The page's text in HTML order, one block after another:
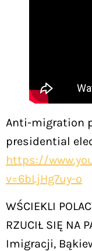
Anti-migration
presidential
https://
v=6bLjHg7uy-o
WŚCIEKLI
RZUCIŁ SIĘ NA
Imigracji,